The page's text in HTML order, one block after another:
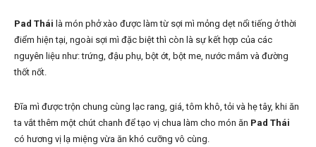
Pad Thái là món phở xào được làm từ sợi mì mỏng dẹt nổi tiếng ở thời
điểm hiện tại, ngoài sợi mì đặc biệt thì còn là sự kết hợp của các
nguyên liệu như: trứng, đậu phụ, bột ớt, bột me, nước mắm và đường
thốt nốt.
Đĩa mì được trộn chung cùng lạc rang, giá, tôm khô, tỏi và hẹ tây, khi ăn
ta vắt thêm một chút chanh để tạo vị chua làm cho món ăn Pad Thái
có hương vị lạ miệng vừa ăn khó cưỡng vô cùng.